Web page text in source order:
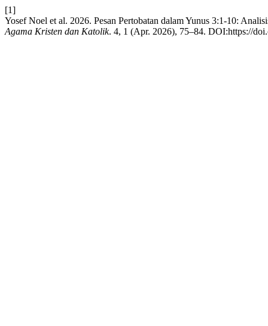
[1]
Yosef Noel et al. 2026. Pesan Pertobatan dalam Yunus 3:1-10:
Agama Kristen dan Katolik. 4, 1 (Apr. 2026), 75–84. DOI:https://